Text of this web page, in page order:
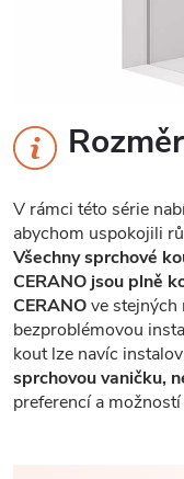
V rámci této série
abychom uspokojili
Všechny sprchové
CERANO jsou plně
CERANOve stejných
bezproblémovou
kout lze navíc
sprchovou vaničku,
preferencí a